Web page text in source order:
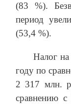
(83 %).
период
(53,4 %).
Налог
году по
2 317 млн.
сравнению